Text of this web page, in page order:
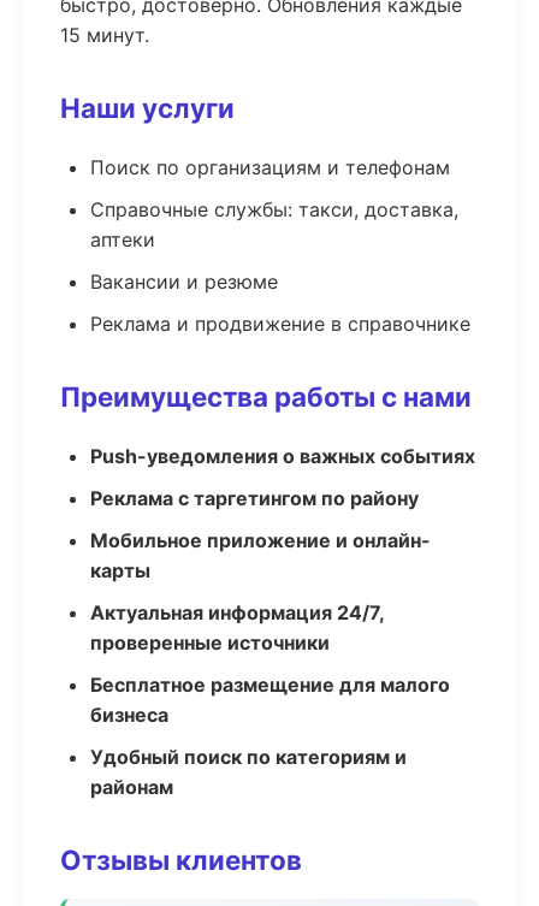
быстро, достоверно. Обновления каждые
15 минут.
Наши услуги
Поиск по организациям и телефонам
Справочные службы: такси, доставка,
аптеки
Вакансии и резюме
Реклама и продвижение в справочнике
Преимущества работы с нами
Push-уведомления о важных событиях
Реклама с таргетингом по району
Мобильное приложение и онлайн-
карты
Актуальная информация 24/7,
проверенные источники
Бесплатное размещение для малого
бизнеса
Удобный поиск по категориям и
районам
Отзывы клиентов